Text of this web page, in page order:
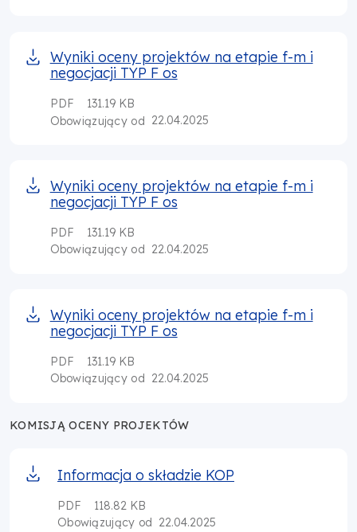
Wyniki oceny projektów na etapie f-m i
negocjacji TYP F os
PDF
131.19 KB
Obowiązujący od 22.04.2025
Wyniki oceny projektów na etapie f-m i
negocjacji TYP F os
PDF
131.19 KB
Obowiązujący od
22.04.2025
Wyniki oceny projektów na etapie f-m i
negocjacji TYP F os
PDF
131.19 KB
Obowiązujący od 22.04.2025
KOMISJĄ OCENY PROJEKTÓW
Informacja o składzie KOP
PDF
118.82 KB
Obowiązujący od 22.04.2025